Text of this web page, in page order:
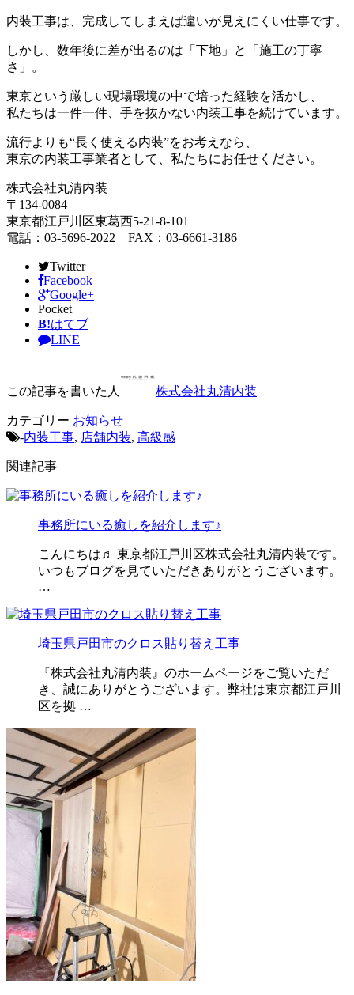
内装工事は、完成してしまえば違いが見えにくい仕事です。
しかし、数年後に差が出るのは「下地」と「施工の丁寧
さ」。
東京という厳しい現場環境の中で培った経験を活かし、
私たちは一件一件、手を抜かない内装工事を続けています。
流行よりも“長く使える内装”をお考えなら、
東京の内装工事業者として、私たちにお任せください。
株式会社丸清内装
〒134-0084
東京都江戸川区東葛西5-21-8-101
電話：03-5696-2022 FAX：03-6661-3186
Twitter
Facebook
Google+
Pocket
B!はてブ
LINE
この記事を書いた人 株式会社丸清内装
カテゴリー お知らせ
-内装工事, 店舗内装, 高級感
関連記事
事務所にいる癒しを紹介します♪
こんにちは♬ 東京都江戸川区株式会社丸清内装です。
いつもブログを見ていただきありがとうございます。
…
埼玉県戸田市のクロス貼り替え工事
『株式会社丸清内装』のホームページをご覧いただ
き、誠にありがとうございます。弊社は東京都江戸川
区を拠 …